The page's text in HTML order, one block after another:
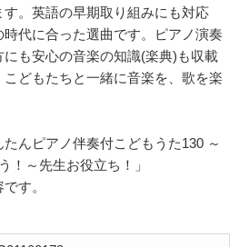
。英語の早期取り組みにも対応
代に合った選曲です。ピアノ演奏
も安心の音楽の知識(楽典)も収載
どもたちと一緒に音楽を、歌を楽
んピアノ伴奏付こどもうた130 ～
！～先生お役立ち！」
す。